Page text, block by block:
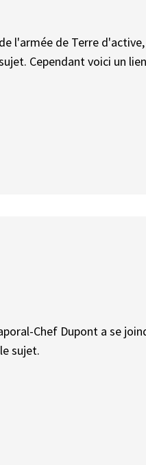
l'armée de Terre
Cependant voici un
Chef Dupont a se
sujet.